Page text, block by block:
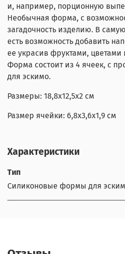
и, например, порционную
Необычная форма, с
загадочность изделию. В
есть возможность добавить
ее украсив фруктами,
Форма состоит из 4 ячеек, с
для эскимо.
Размеры: 18,8x12,5x2 см
Размер ячейки: 6,8x3,6x1,9 см
Характеристики
Тип
Силиконовые формы для